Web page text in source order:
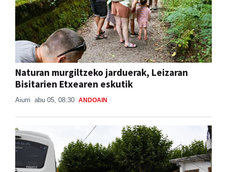
Naturan murgiltzeko jarduerak, Leizaran
Bisitarien Etxearen eskutik
Aiurri abu 05, 08:30 ANDOAIN